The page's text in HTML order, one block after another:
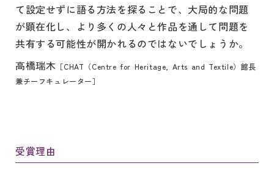
て設定せずに語る方法を探ることで、大局的な問題
が顕在化し、より多くの人々と作品を通して問題を
共有する可能性が開かれるのではないでしょうか。
高橋瑞木 ［CHAT（Centre for Heritage, Arts and Textile）館長
兼チーフキュレーター］
受賞理由